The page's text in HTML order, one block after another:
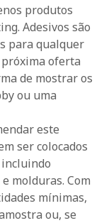
produtos
Adesivos são
para qualquer
oferta
de mostrar os
ou uma
este
ser colocados
molduras. Com
mínimas,
ou, se